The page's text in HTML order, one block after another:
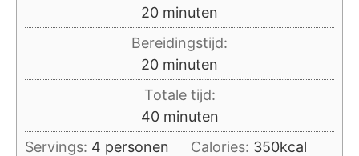
20minuten
minuten
Bereidingstijd:
20minuten
minuten
Totale tijd:
40minuten
minuten
Servings: 4 personen Calories: 350kcal